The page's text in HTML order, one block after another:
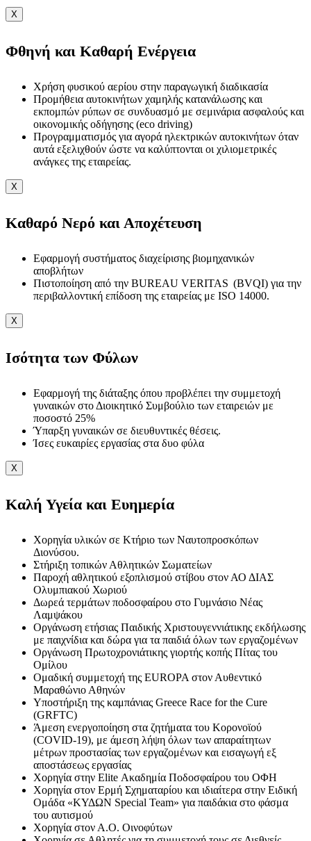
X
Φθηνή και Καθαρή Ενέργεια
Χρήση φυσικού αερίου στην παραγωγική διαδικασία
Προμήθεια αυτοκινήτων χαμηλής κατανάλωσης και
εκπομπών ρύπων σε συνδυασμό με σεμινάρια ασφαλούς και
οικονομικής οδήγησης (eco driving)
Προγραμματισμός για αγορά ηλεκτρικών αυτοκινήτων όταν
αυτά εξελιχθούν ώστε να καλύπτονται οι χιλιομετρικές
ανάγκες της εταιρείας.
X
Καθαρό Νερό και Αποχέτευση
Εφαρμογή συστήματος διαχείρισης βιομηχανικών
αποβλήτων
Πιστοποίηση από την BUREAU VERITAS (BVQI) για την
περιβαλλοντική επίδοση της εταιρείας με ISO 14000.
X
Ισότητα των Φύλων
Εφαρμογή της διάταξης όπου προβλέπει την συμμετοχή
γυναικών στο Διοικητικό Συμβούλιο των εταιρειών με
ποσοστό 25%
Ύπαρξη γυναικών σε διευθυντικές θέσεις.
Ίσες ευκαιρίες εργασίας στα δυο φύλα
X
Καλή Υγεία και Ευημερία
Χορηγία υλικών σε Κτήριο των Ναυτοπροσκόπων
Διονύσου.
Στήριξη τοπικών Αθλητικών Σωματείων
Παροχή αθλητικού εξοπλισμού στίβου στον ΑΟ ΔΙΑΣ
Ολυμπιακού Χωριού
Δωρεά τερμάτων ποδοσφαίρου στο Γυμνάσιο Νέας
Λαμψάκου
Οργάνωση ετήσιας Παιδικής Χριστουγεννιάτικης εκδήλωσης
με παιχνίδια και δώρα για τα παιδιά όλων των εργαζομένων
Οργάνωση Πρωτοχρονιάτικης γιορτής κοπής Πίτας του
Ομίλου
Ομαδική συμμετοχή της EUROPA στον Αυθεντικό
Μαραθώνιο Αθηνών
Υποστήριξη της καμπάνιας Greece Race for the Cure
(GRFTC)
Άμεση ενεργοποίηση στα ζητήματα του Κορονοϊού
(COVID-19), με άμεση λήψη όλων των απαραίτητων
μέτρων προστασίας των εργαζομένων και εισαγωγή εξ
αποστάσεως εργασίας
Χορηγία στην Elite Ακαδημία Ποδοσφαίρου του ΟΦΗ
Χορηγία στον Ερμή Σχηματαρίου και ιδιαίτερα στην Ειδική
Ομάδα «ΚΥΔΩΝ Special Team» για παιδάκια στο φάσμα
του αυτισμού
Χορηγία στον Α.Ο. Οινοφύτων